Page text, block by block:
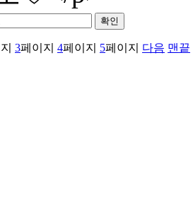
확인
3페이지 4페이지 5페이지 다음 맨끝